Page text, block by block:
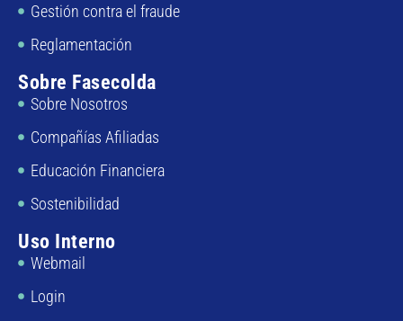
Gestión contra el fraude
Reglamentación
Sobre Fasecolda
Sobre Nosotros
Compañías Afiliadas
Educación Financiera
Sostenibilidad
Uso Interno
Webmail
Login